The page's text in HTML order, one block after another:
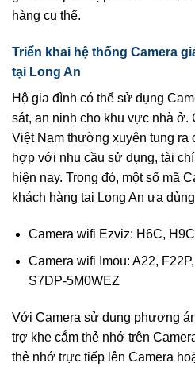
hàng cụ thể.
Triển khai hệ thống Camera
tại Long An
Hộ gia đình có thể sử dụng
sát, an ninh cho khu vực nhà ở.
Việt Nam thường xuyên tung ra
hợp với nhu cầu sử dụng, tài
hiện nay. Trong đó, một số mã
khách hàng tại Long An ưa
Camera wifi Ezviz: H6C,
Camera wifi Imou: A22,
S7DP-5M0WEZ
Với Camera sử dụng phương
trợ khe cắm thẻ nhớ trên
thẻ nhớ trực tiếp lên Camera